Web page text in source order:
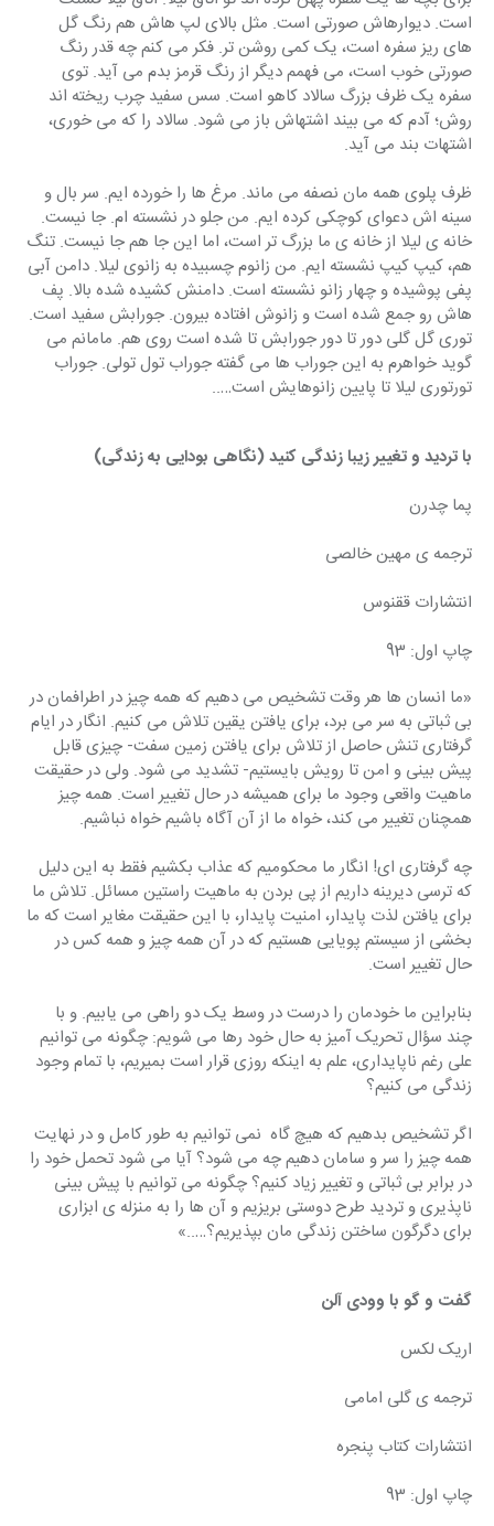
است. دیوارهاش صورتی است. مثل بالای لپ هاش هم رنگ گل
های ریز سفره است، یک کمی روشن تر. فکر می کنم چه قدر رنگ
صورتی خوب است، می فهمم دیگر از رنگ قرمز بدم می آید. توی
سفره یک ظرف بزرگ سالاد کاهو است. سس سفید چرب ریخته اند
روش؛ آدم که می بیند اشتهاش باز می شود. سالاد را که می خوری،
اشتهات بند می آید.
ظرف پلوی همه مان نصفه می ماند. مرغ ها را خورده ایم. سر بال و
سینه اش دعوای کوچکی کرده ایم. من جلو در نشسته ام. جا نیست.
خانه ی لیلا از خانه ی ما بزرگ تر است، اما این جا هم جا نیست. تنگ
هم، کیپ کیپ نشسته ایم. من زانوم چسبیده به زانوی لیلا. دامن آبی
پفی پوشیده و چهار زانو نشسته است. دامنش کشیده شده بالا. پف
هاش رو جمع شده است و زانوش افتاده بیرون. جورابش سفید است.
توری گل گلی دور تا دور جورابش تا شده است روی هم. مامانم می
گوید خواهرم به این جوراب ها می گفته جوراب تول تولی. جوراب
تورتوری لیلا تا پایین زانوهایش است…..
با تردید و تغییر زیبا زندگی کنید (نگاهی بودایی به زندگی)
پما چدرن
ترجمه ی مهین خالصی
انتشارات ققنوس
چاپ اول: 93
«ما انسان ها هر وقت تشخیص می دهیم که همه چیز در اطرافمان در
بی ثباتی به سر می برد، برای یافتن یقین تلاش می کنیم. انگار در ایام
گرفتاری تنش حاصل از تلاش برای یافتن زمین سفت- چیزی قابل
پیش بینی و امن تا رویش بایستیم- تشدید می شود. ولی در حقیقت
ماهیت واقعی وجود ما برای همیشه در حال تغییر است. همه چیز
همچنان تغییر می کند، خواه ما از آن آگاه باشیم خواه نباشیم.
چه گرفتاری ای! انگار ما محکومیم که عذاب بکشیم فقط به این دلیل
که ترسی دیرینه داریم از پی بردن به ماهیت راستین مسائل. تلاش ما
برای یافتن لذت پایدار، امنیت پایدار، با این حقیقت مغایر است که ما
بخشی از سیستم پویایی هستیم که در آن همه چیز و همه کس در
حال تغییر است.
بنابراین ما خودمان را درست در وسط یک دو راهی می یابیم. و با
چند سؤال تحریک آمیز به حال خود رها می شویم: چگونه می توانیم
علی رغم ناپایداری، علم به اینکه روزی قرار است بمیریم، با تمام وجود
زندگی می کنیم؟
اگر تشخیص بدهیم که هیچ گاه  نمی توانیم به طور کامل و در نهایت
همه چیز را سر و سامان دهیم چه می شود؟ آیا می شود تحمل خود را
در برابر بی ثباتی و تغییر زیاد کنیم؟ چگونه می توانیم با پیش بینی
ناپذیری و تردید طرح دوستی بریزیم و آن ها را به منزله ی ابزاری
برای دگرگون ساختن زندگی مان بپذیریم؟…..»
گفت و گو با وودی آلن
اریک لکس
ترجمه ی گلی امامی
انتشارات کتاب پنجره
چاپ اول: 93